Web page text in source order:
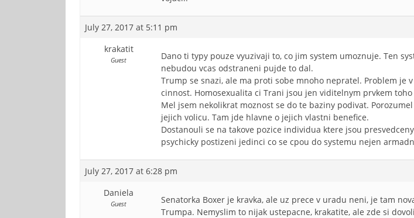
July 27, 2017 at 5:11 pm
krakatit
Guest
Dano ti typy pouze vyuzivaji to, co jim system umoznuje. Ten
nebudou vcas odstraneni pujde to dal.
Trump se snazi, ale ma proti sobe mnoho nepratel. Problem je
cinnost. Homosexualita ci Trani jsou jen viditelnym prvkem
Mel jsem nekolikrat moznost se do te baziny podivat.
jejich volicu. Tam jde hlavne o jejich vlastni benefice.
Dostanouli se na takove pozice individua ktere jsou
psychicky postizeni jedinci co se cpou do systemu nejen
July 27, 2017 at 6:28 pm
Daniela
Guest
Senatorka Boxer je kravka, ale uz prece v uradu neni, je tam
Trumpa. Nemyslim to nijak ustepacne, krakatite, ale zde si